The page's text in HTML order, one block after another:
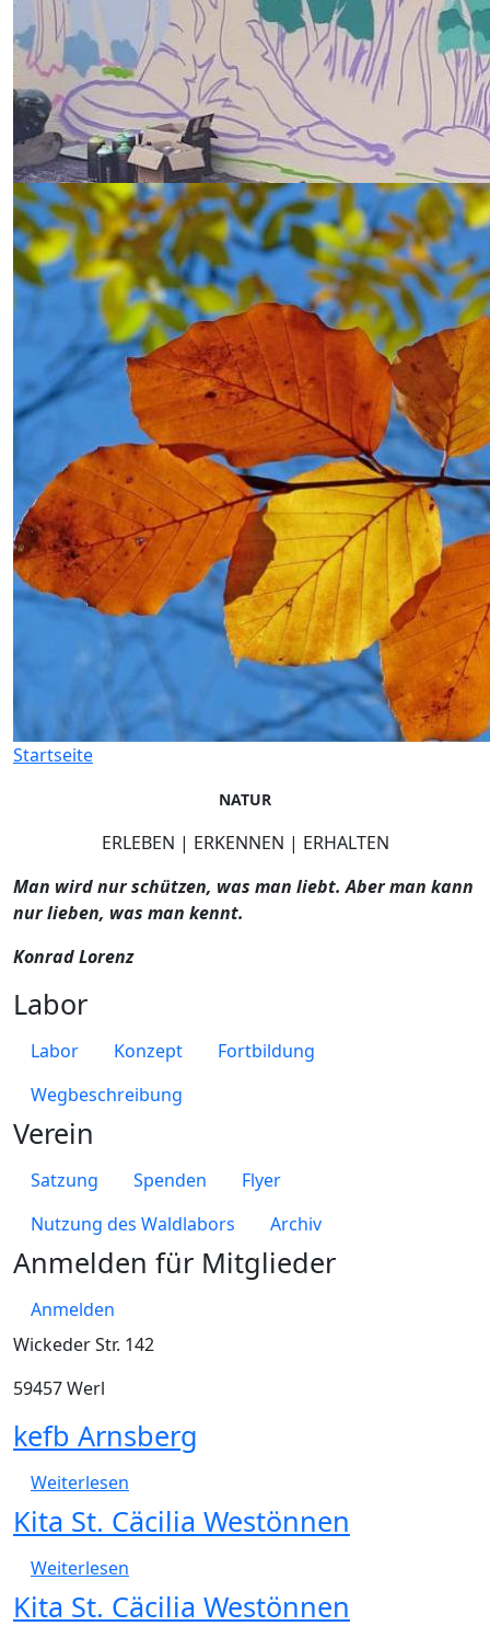
Startseite
Wickeder Str. 142
59457 Werl
kefb Arnsberg
Weiterlesen
Kita St. Cäcilia Westönnen
Weiterlesen
Kita St. Cäcilia Westönnen
NATUR
ERLEBEN | ERKENNEN | ERHALTEN
Man wird nur schützen, was man liebt. Aber man kann
nur lieben, was man kennt.
Konrad Lorenz
Labor
Labor Konzept
Fortbildung
Wegbeschreibung
Verein
Satzung Spenden
Flyer
Nutzung des Waldlabors
Archiv
Anmelden für Mitglieder
Anmelden